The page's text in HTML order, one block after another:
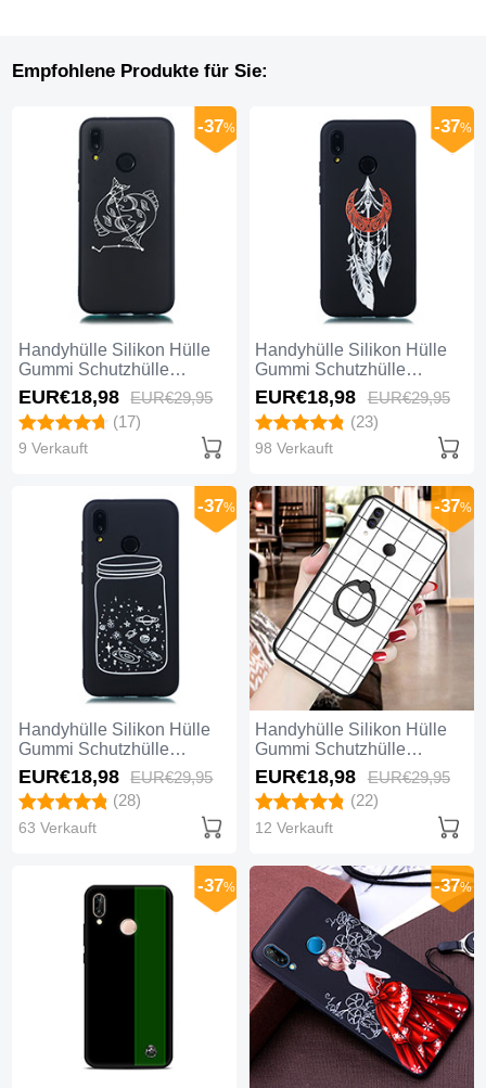
Empfohlene Produkte für Sie:
Handyhülle Silikon Hülle
Gummi Schutzhülle
Konstellation S12 für
Huawei Nova 3e Schwarz
-37%
EUR€18,98 EUR€29,95
(17)
9 Verkauft
Handyhülle Silikon Hülle
Gummi Schutzhülle
Modisch Muster S06 für
Huawei Nova 3e Schwarz
-37%
EUR€18,98 EUR€29,95
(23)
98 Verkauft
Handyhülle Silikon Hülle
Gummi Schutzhülle
Sternenhimmel für Huawei
Nova 3e Weiß
-37%
EUR€18,98 EUR€29,95
(28)
63 Verkauft
Handyhülle Silikon Hülle
Gummi Schutzhülle
Modisch Muster S02 für
Huawei Nova 3e Weiß
-37%
EUR€18,98 EUR€29,95
(22)
12 Verkauft
-37% -37%